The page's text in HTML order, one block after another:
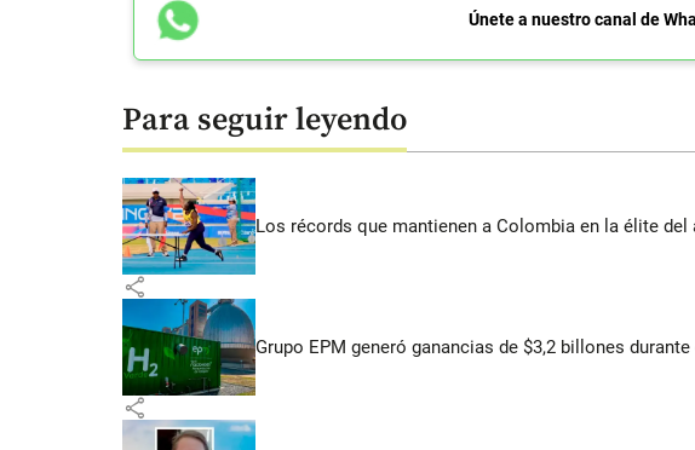
Únete a nuestro canal de
Para seguir leyendo
Los récords que mantienen a Colombia en la élite
share
Grupo EPM generó ganancias de $3,2 billones
share